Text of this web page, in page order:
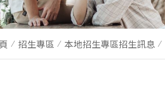
招生專區 本地招生專區招生訊息